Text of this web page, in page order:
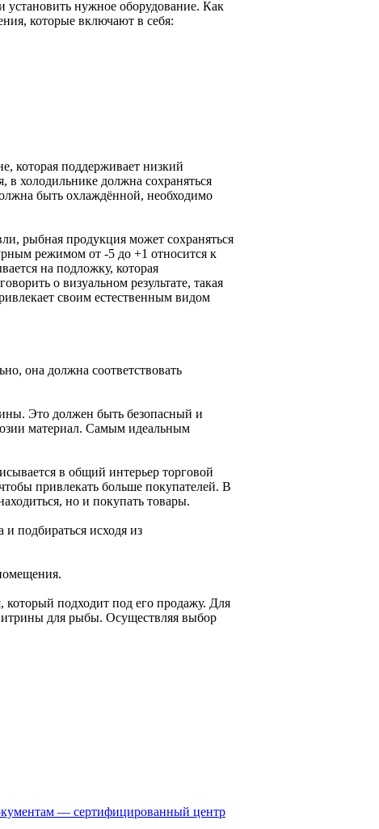
установить нужное оборудование. Как
которые включают в себя:
которая поддерживает низкий
в холодильнике должна сохраняться
быть охлаждённой, необходимо
рыбная продукция может сохраняться
режимом от -5 до +1 относится к
на подложку, которая
о визуальном результате, такая
своим естественным видом
она должна соответствовать
Это должен быть безопасный и
материал. Самым идеальным
в общий интерьер торговой
привлекать больше покупателей. В
но и покупать товары.
подбираться исходя из
который подходит под его продажу. Для
для рыбы. Осуществляя выбор
— сертифицированный центр